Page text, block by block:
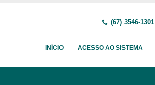
(67) 3546-1301
INÍCIO ACESSO AO SISTEMA